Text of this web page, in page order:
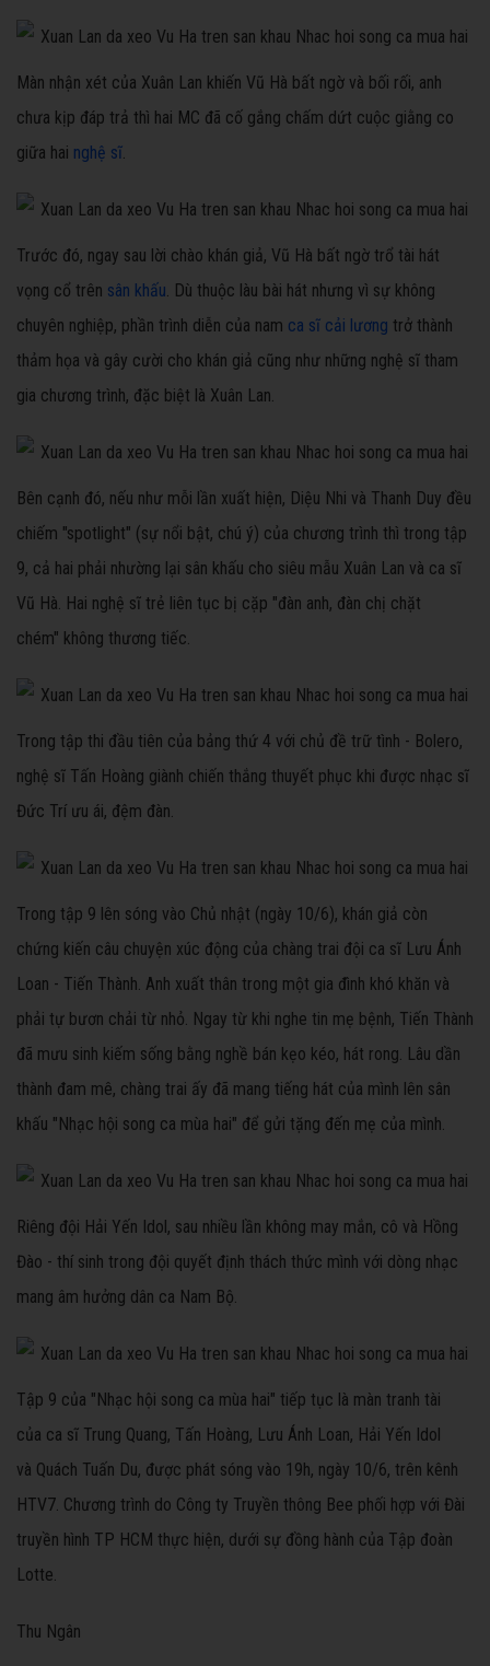
Màn nhận xét của Xuân Lan khiến Vũ Hà bất ngờ và bối rối, anh
chưa kịp đáp trả thì hai MC đã cố gắng chấm dứt cuộc giằng co
giữa hai nghệ sĩ.
Trước đó, ngay sau lời chào khán giả, Vũ Hà bất ngờ trổ tài hát
vọng cổ trên sân khấu. Dù thuộc làu bài hát nhưng vì sự không
chuyên nghiệp, phần trình diễn của nam ca sĩ cải lương trở thành
thảm họa và gây cười cho khán giả cũng như những nghệ sĩ tham
gia chương trình, đặc biệt là Xuân Lan.
Bên cạnh đó, nếu như mỗi lần xuất hiện, Diệu Nhi và Thanh Duy đều
chiếm "spotlight" (sự nổi bật, chú ý) của chương trình thì trong tập
9, cả hai phải nhường lại sân khấu cho siêu mẫu Xuân Lan và ca sĩ
Vũ Hà. Hai nghệ sĩ trẻ liên tục bị cặp "đàn anh, đàn chị chặt
chém" không thương tiếc.
Trong tập thi đầu tiên của bảng thứ 4 với chủ đề trữ tình - Bolero,
nghệ sĩ Tấn Hoàng giành chiến thắng thuyết phục khi được nhạc sĩ
Đức Trí ưu ái, đệm đàn.
Trong tập 9 lên sóng vào Chủ nhật (ngày 10/6), khán giả còn
chứng kiến câu chuyện xúc động của chàng trai đội ca sĩ Lưu Ánh
Loan - Tiến Thành. Anh xuất thân trong một gia đình khó khăn và
phải tự bươn chải từ nhỏ. Ngay từ khi nghe tin mẹ bệnh, Tiến Thành
đã mưu sinh kiếm sống bằng nghề bán kẹo kéo, hát rong. Lâu dần
thành đam mê, chàng trai ấy đã mang tiếng hát của mình lên sân
khấu "Nhạc hội song ca mùa hai" để gửi tặng đến mẹ của mình.
Riêng đội Hải Yến Idol, sau nhiều lần không may mắn, cô và Hồng
Đào - thí sinh trong đội quyết định thách thức mình với dòng nhạc
mang âm hưởng dân ca Nam Bộ.
Tập 9 của "Nhạc hội song ca mùa hai" tiếp tục là màn tranh tài
của ca sĩ Trung Quang, Tấn Hoàng, Lưu Ánh Loan, Hải Yến Idol
và Quách Tuấn Du, được phát sóng vào 19h, ngày 10/6, trên kênh
HTV7. Chương trình do Công ty Truyền thông Bee phối hợp với Đài
truyền hình TP HCM thực hiện, dưới sự đồng hành của Tập đoàn
Lotte.
Thu Ngân